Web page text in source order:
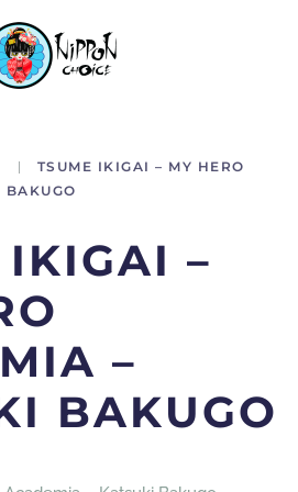
TSUME IKIGAI – MY HERO
IKIGAI –
–
BAKUGO